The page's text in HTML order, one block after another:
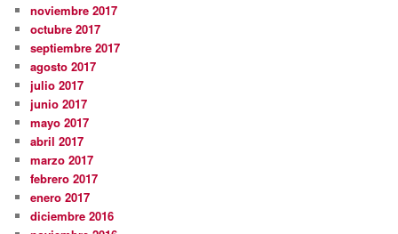
noviembre 2017
octubre 2017
septiembre 2017
agosto 2017
julio 2017
junio 2017
mayo 2017
abril 2017
marzo 2017
febrero 2017
enero 2017
diciembre 2016